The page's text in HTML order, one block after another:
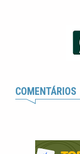
COMENTÁRIOS